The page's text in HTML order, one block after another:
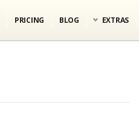
PRICING BLOG EXTRAS